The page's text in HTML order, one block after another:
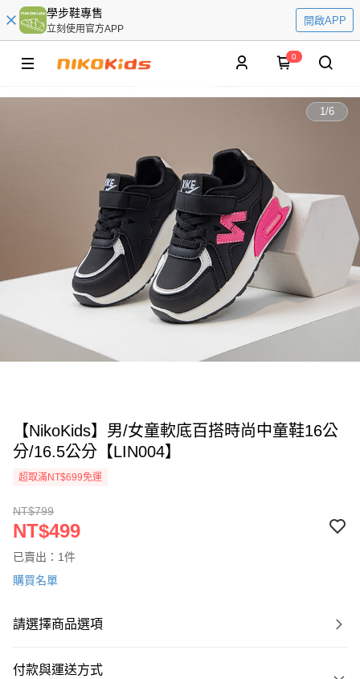
學步鞋專售
立刻使用官方APP
開啟APP
0
1/6
【NikoKids】男/女童軟底百搭時尚中童鞋16公
分/16.5公分【LIN004】
超取滿NT$699免運
NT$799
NT$499
已賣出：1件
購買名單
請選擇商品選項
付款與運送方式